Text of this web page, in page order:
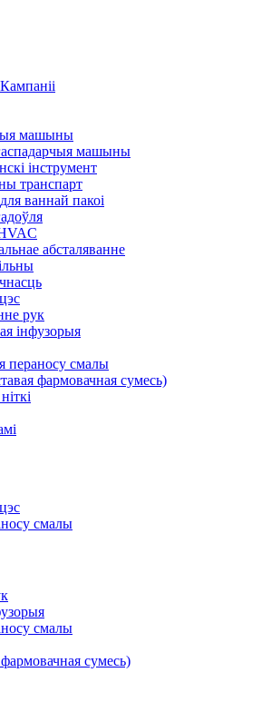
машыны
машыны
інструмент
транспарт
ваннай пакоі
абсталяванне
рук
інфузорыя
пераносу смалы
фармовачная сумесь)
смалы
смалы
сумесь)